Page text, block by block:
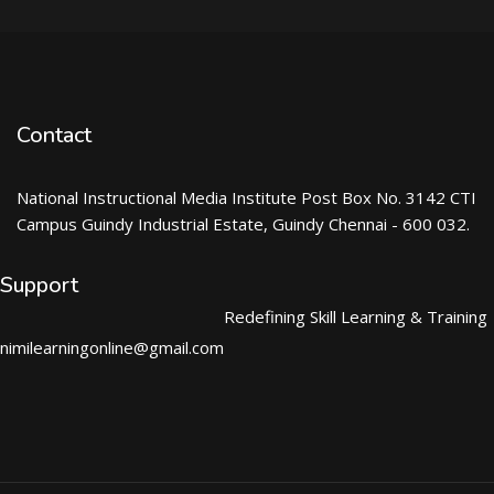
Contact
National Instructional Media Institute Post Box No. 3142 CTI
Campus Guindy Industrial Estate, Guindy Chennai - 600 032.
Support
nimilearningonline@gmail.com
Redefining Skill Learning & Training